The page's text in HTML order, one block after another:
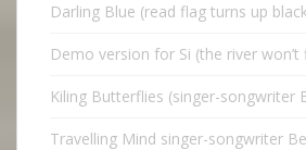
Darling Blue (read flag turns up
Demo version for Si (the river won’t
Kiling Butterflies (singer-songwriter
Travelling Mind singer-songwriter